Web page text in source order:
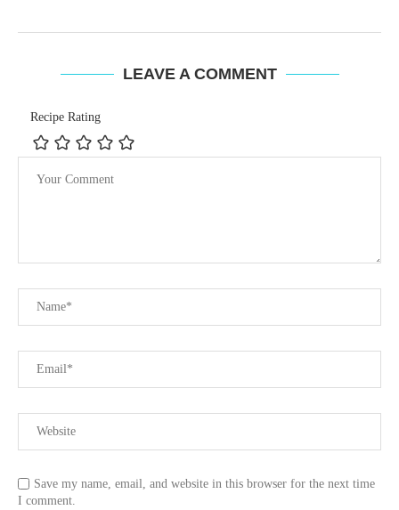
LEAVE A COMMENT
Recipe Rating
Save my name, email, and website in this browser for the next time
I comment.